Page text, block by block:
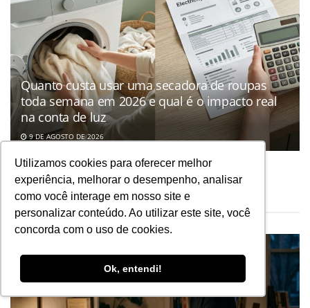
Utilizamos cookies para oferecer melhor
experiência, melhorar o desempenho, analisar
como você interage em nosso site e
personalizar conteúdo. Ao utilizar este site, você
concorda com o uso de cookies.
Ok, entendi!
Quanto custa usar uma secadora de roupas
toda semana em 2026 e qual é o impacto real
na conta de luz
9 DE AGOSTO DE 2026
ÚLTIMAS NOTÍCIAS